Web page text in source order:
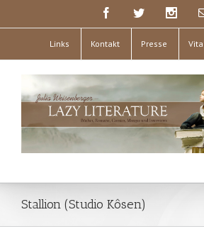
Links Kontakt Presse Vita
Stallion (Studio Kôsen)